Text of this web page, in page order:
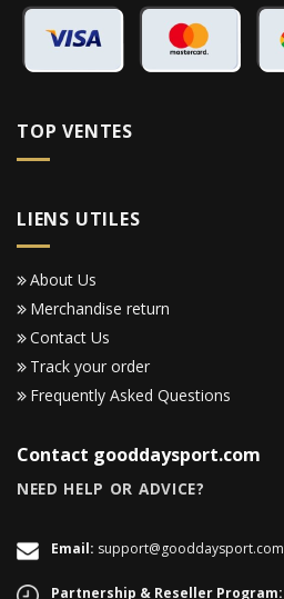
TOP VENTES
LIENS UTILES
About Us
Merchandise return
Contact Us
Track your order
Frequently Asked Questions
Contact gooddaysport.com
NEED HELP OR ADVICE?
Email: support@gooddaysport.com
Partnership & Reseller Program: